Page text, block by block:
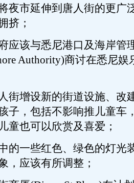
延伸到唐人街的更广
挤；
与悉尼港口及海岸管理
Authority)商讨在悉尼
设新的街道设施、改
子，包括不影响推儿童车
童也可以欣赏及喜爱；
些红色、绿色的灯光
，应该有所调整；